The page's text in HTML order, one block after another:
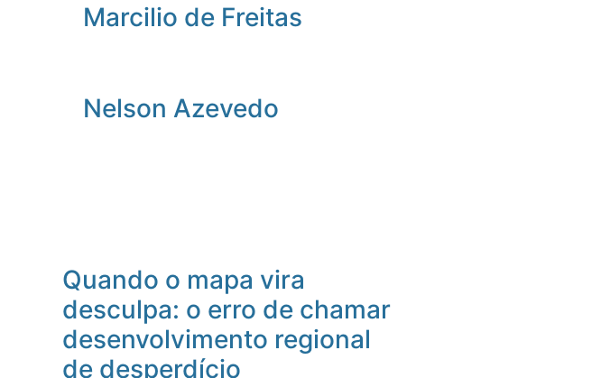
Marcilio de Freitas
Nelson Azevedo
Quando o mapa vira
desculpa: o erro de chamar
desenvolvimento regional
de desperdício